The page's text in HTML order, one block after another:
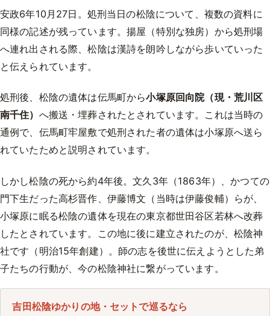
安政6年10月27日。処刑当日の松陰について、複数の資料に
同様の記述が残っています。揚屋（特別な独房）から処刑場
へ連れ出される際、松陰は漢詩を朗吟しながら歩いていった
と伝えられています。
処刑後、松陰の遺体は伝馬町から小塚原回向院（現・荒川区
南千住） へ搬送・埋葬されたとされています。これは当時の
通例で、伝馬町牢屋敷で処刑された者の遺体は小塚原へ送ら
れていたためと説明されています。
しかし松陰の死から約4年後。文久3年（1863年）、かつての
門下生だった高杉晋作、伊藤博文（当時は伊藤俊輔）らが、
小塚原に眠る松陰の遺体を現在の東京都世田谷区若林へ改葬
したとされています。この地に後に建立されたのが、松陰神
社です（明治15年創建）。師の志を後世に伝えようとした弟
子たちの行動が、今の松陰神社に繋がっています。
吉田松陰ゆかりの地・セットで巡るなら